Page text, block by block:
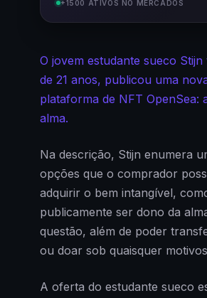
+1500 ATIVOS NO MERCADOS
O jovem estudante sueco
de 21 anos, publicou uma
plataforma de NFT OpenSea:
alma.
Na descrição, Stijn enumera
opções que o comprador
adquirir o bem intangível,
publicamente ser dono da
questão, além de poder
ou doar sob quaisquer
A oferta do estudante sueco